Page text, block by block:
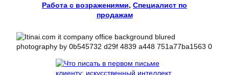
Работа с возражениями, Специалист по
продажам